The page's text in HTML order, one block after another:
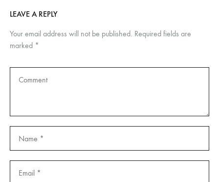
LEAVE A REPLY
Your email address will not be published. Required fields are
marked *